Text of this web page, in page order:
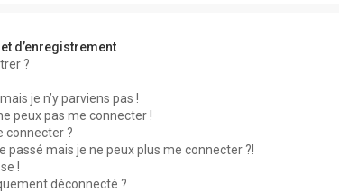
d’enregistrement
?
je n’y parviens pas !
peux pas me connecter !
connecter ?
passé mais je ne peux plus me connecter ?!
!
déconnecté ?